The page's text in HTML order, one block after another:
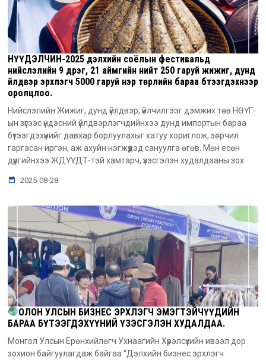
НҮҮДЭЛЧИН-2025 дэлхийн соёлын фестивальд
нийслэлийн 9 дүүрэг, 21 аймгийн нийт 250 гаруй жижиг, дунд
үйлдвэр эрхлэгч 5000 гаруй нэр төрлийн бараа бүтээгдэхүүнээр
оролцлоо.
Нийслэлийн Жижиг, дунд үйлдвэр, үйлчилгээг дэмжих төв НӨҮГ-
ын зүгээс үндэсний үйлдвэрлэгчдийнхээ дунд импортын бараа
бүтээгдэхүүнийг давхар борлуулахыг хатуу хориглож, зөрчил
гаргасан иргэн, аж ахуйн нэгжүүдэд сануулга өгөв. Мөн есөн
дүүргийнхээ ЖДҮҮДТ-тэй хамтарч, үзэсгэлэн худалдааны зох
2025-08-28
ОЛОН УЛСЫН БИЗНЕС ЭРХЛЭГЧ ЭМЭГТЭЙЧҮҮДИЙН
БАРАА БҮТЭЭГДЭХҮҮНИЙ ҮЗЭСГЭЛЭН ХУДАЛДАА.
Монгол Улсын Ерөнхийлөгч Ухнаагийн Хүрэлсүхийн ивээл дор
зохион байгуулагдаж байгаа “Дэлхийн бизнес эрхлэгч